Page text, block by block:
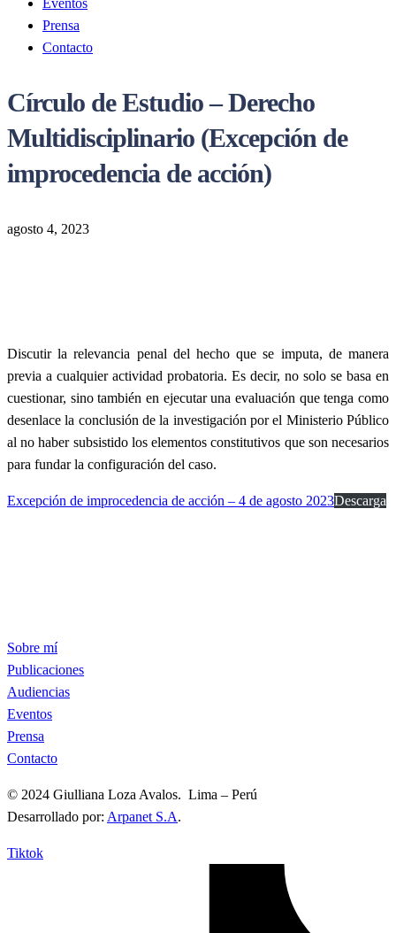
Eventos
Prensa
Contacto
Círculo de Estudio – Derecho
Multidisciplinario (Excepción de
improcedencia de acción)
agosto 4, 2023
Discutir la relevancia penal del hecho que se imputa, de manera
previa a cualquier actividad probatoria. Es decir, no solo se basa en
cuestionar, sino también en ejecutar una evaluación que tenga como
desenlace la conclusión de la investigación por el Ministerio Público
al no haber subsistido los elementos constitutivos que son necesarios
para fundar la configuración del caso.
Excepción de improcedencia de acción – 4 de agosto 2023Descarga
Sobre mí
Publicaciones
Audiencias
Eventos
Prensa
Contacto
© 2024 Giulliana Loza Avalos. Lima – Perú
Desarrollado por: Arpanet S.A.
Tiktok